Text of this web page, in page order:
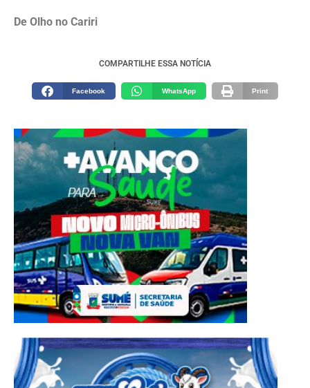
De Olho no Cariri
COMPARTILHE ESSA NOTÍCIA
Facebook WhatsApp Print